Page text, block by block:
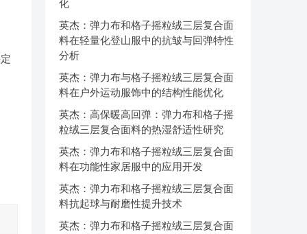
化
英杰：弹力布和格子摇粒绒三层复合面
料在轻量化登山服中的抗皱与回弹特性
分析
英杰：弹力布与格子摇粒绒三层复合面
料在户外运动服饰中的结构性能优化
英杰：高保暖高回弹：弹力布和格子摇
粒绒三层复合面料的热湿舒适性研究
英杰：弹力布和格子摇粒绒三层复合面
料在功能性家居服中的应用开发
英杰：弹力布和格子摇粒绒三层复合面
料抗起球与耐磨性提升技术
英杰：弹力布和格子摇粒绒三层复合面